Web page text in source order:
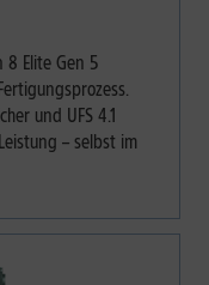
8 Elite Gen 5
und UFS 4.1
– selbst im